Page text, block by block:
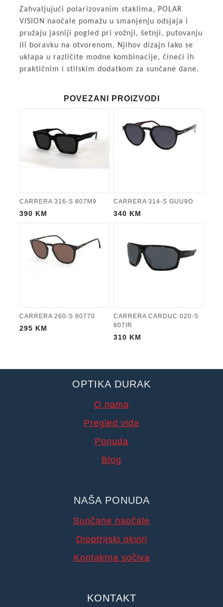
Zahvaljujući polarizovanim staklima, POLAR
VISION naočale pomažu u smanjenju odsjaja i
pružaju jasniji pogled pri vožnji, šetnji, putovanju
ili boravku na otvorenom. Njihov dizajn lako se
uklapa u različite modne kombinacije, čineći ih
praktičnim i stilskim dodatkom za sunčane dane.
POVEZANI PROIZVODI
CARRERA 316-S 807M9
390 KM
CARRERA 314-S GUU9O
340 KM
CARRERA 260-S 80770
295 KM
CARRERA CARDUC 020-S
807IR
310 KM
OPTIKA DURAK
O nama
Pregled vida
Ponuda
Blog
NAŠA PONUDA
Sunčane naočale
Dioptrijski okviri
Kontaktna sočiva
KONTAKT